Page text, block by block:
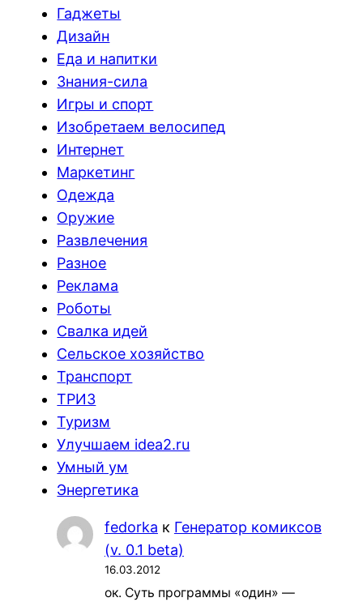
Гаджеты
Дизайн
Еда и напитки
Знания-сила
Игры и спорт
Изобретаем велосипед
Интернет
Маркетинг
Одежда
Оружие
Развлечения
Разное
Реклама
Роботы
Свалка идей
Сельское хозяйство
Транспорт
ТРИЗ
Туризм
Улучшаем idea2.ru
Умный ум
Энергетика
fedorka к Генератор комиксов
(v. 0.1 beta)
16.03.2012
ок. Суть программы «один» —